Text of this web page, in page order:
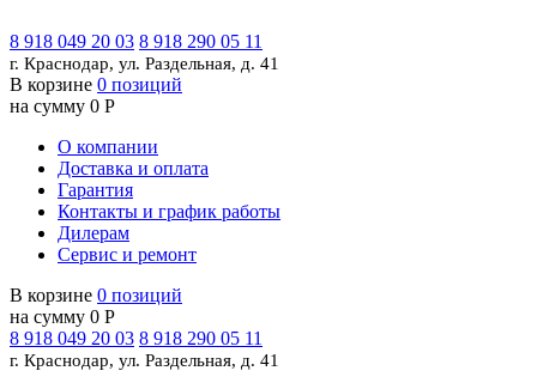
8 918 049 20 03 8 918 290 05 11
г. Краснодар, ул. Раздельная, д. 41
В корзине 0 позиций
на сумму 0 Р
О компании
Доставка и оплата
Гарантия
Контакты и график работы
Дилерам
Сервис и ремонт
В корзине 0 позиций
на сумму 0 Р
8 918 049 20 03 8 918 290 05 11
г. Краснодар, ул. Раздельная, д. 41